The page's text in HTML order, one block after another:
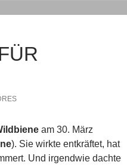
am 30. März
). Sie wirkte entkräftet, hat
Und irgendwie dachte